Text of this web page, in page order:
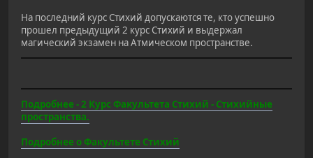
На последний курс Стихий допускаются те, кто успешно
прошел предыдущий 2 курс Стихий и выдержал
магический экзамен на Атмическом пространстве.
Подробнее - 2 Курс Факультета Стихий - Стихийные
пространства.
Подробнее о Факультете Стихий